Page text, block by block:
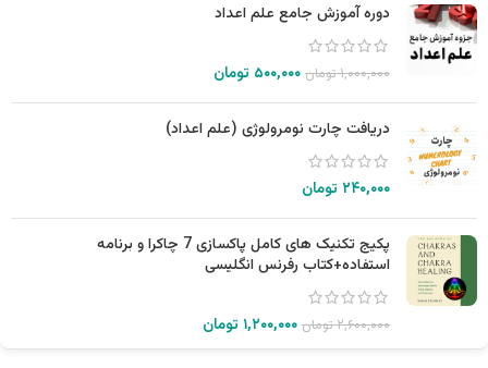
دوره آموزش جامع علم اعداد
۱,۰۰۰,۰۰۰تومان ۵۰۰,۰۰۰ تومان
دریافت چارت نومرولوژی (علم اعداد)
۲۴۰,۰۰۰ تومان
پکیج تکنیک های کامل پاکسازی 7 چاکرا و برنامه
استفاده+کتاب رفرنس انگلیسی
۲,۶۰۰,۰۰۰تومان ۱,۲۰۰,۰۰۰ تومان